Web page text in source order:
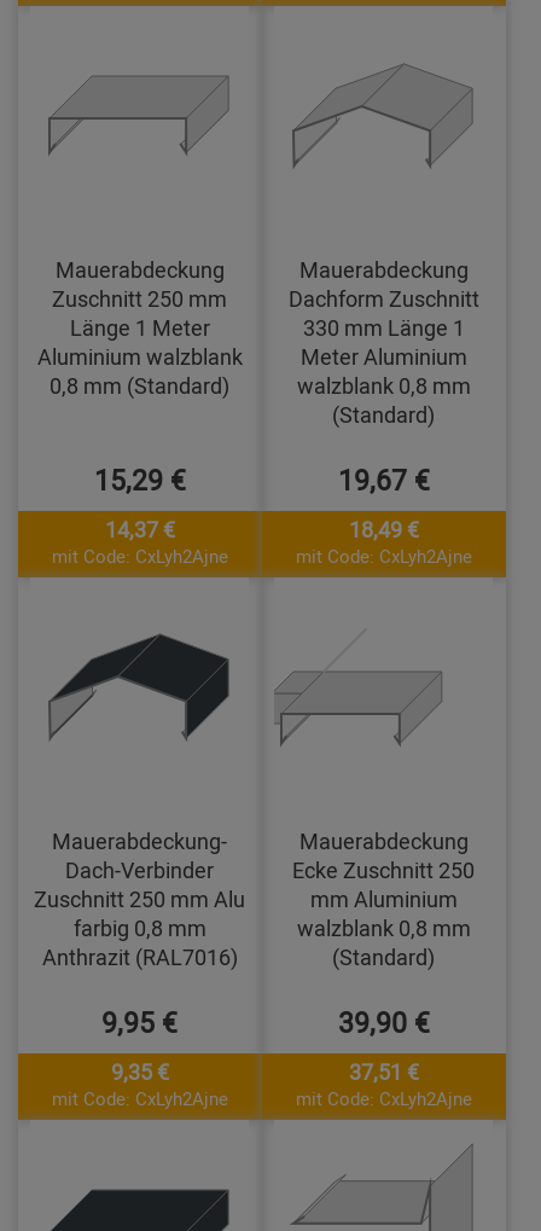
Mauerabdeckung
Zuschnitt 250 mm
Länge 1 Meter
Aluminium walzblank
0,8 mm (Standard)
15,29 €
14,37 €
mit Code: CxLyh2Ajne
Mauerabdeckung
Dachform Zuschnitt
330 mm Länge 1
Meter Aluminium
walzblank 0,8 mm
(Standard)
19,67 €
18,49 €
mit Code: CxLyh2Ajne
Mauerabdeckung-
Dach-Verbinder
Zuschnitt 250 mm Alu
farbig 0,8 mm
Anthrazit (RAL7016)
9,95 €
9,35 €
mit Code: CxLyh2Ajne
Mauerabdeckung
Ecke Zuschnitt 250
mm Aluminium
walzblank 0,8 mm
(Standard)
39,90 €
37,51 €
mit Code: CxLyh2Ajne